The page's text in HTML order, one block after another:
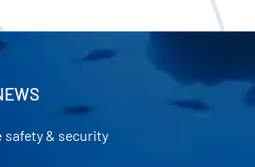
safety & security